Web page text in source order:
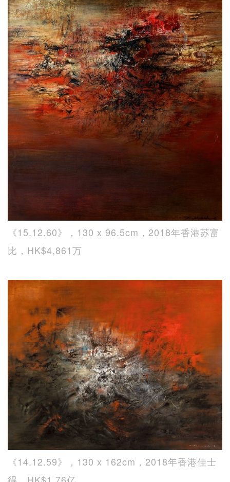
《15.12.60》，130 x 96.5cm，2018年香港苏富
比，HK$4,861万
《14.12.59》，130 x 162cm，2018年香港佳士